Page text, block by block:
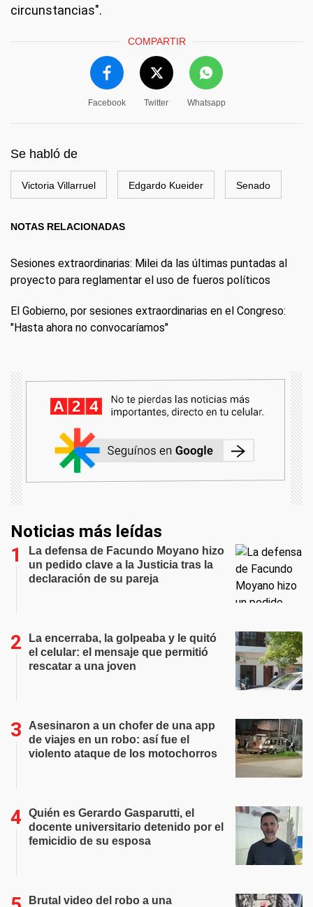
circunstancias".
COMPARTIR
Facebook Twitter Whatsapp
Se habló de
Victoria Villarruel Edgardo Kueider Senado
NOTAS RELACIONADAS
Sesiones extraordinarias: Milei da las últimas puntadas al
proyecto para reglamentar el uso de fueros políticos
El Gobierno, por sesiones extraordinarias en el Congreso:
"Hasta ahora no convocaríamos"
Noticias más leídas
La defensa de Facundo Moyano hizo
un pedido clave a la Justicia tras la
declaración de su pareja
La encerraba, la golpeaba y le quitó
el celular: el mensaje que permitió
rescatar a una joven
Asesinaron a un chofer de una app
de viajes en un robo: así fue el
violento ataque de los motochorros
Quién es Gerardo Gasparutti, el
docente universitario detenido por el
femicidio de su esposa
Brutal video del robo a una